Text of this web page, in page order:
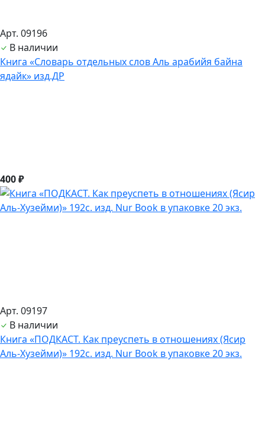
Арт. 09196
В наличии
Книга «Словарь отдельных слов Аль арабийя байна
ядайк» изд.ДР
400 ₽
Арт. 09197
В наличии
Книга «ПОДКАСТ. Как преуспеть в отношениях (Ясир
Аль-Хузейми)» 192с. изд. Nur Book в упаковке 20 экз.